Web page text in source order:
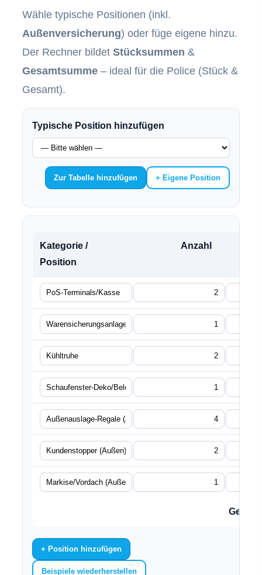
Wähle typische Positionen (inkl.
Außenversicherung) oder füge eigene hinzu.
Der Rechner bildet Stücksummen &
Gesamtsumme– ideal für die Police (Stück &
Gesamt).
Typische Position hinzufügen
Zur Tabelle hinzufügen + Eigene Position
Kategorie /
Position
Anzahl
+ Position hinzufügen
Beispiele wiederherstellen